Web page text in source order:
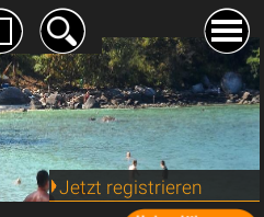
Jetzt registrieren